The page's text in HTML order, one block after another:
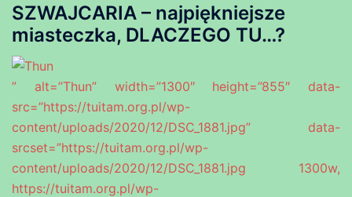
SZWAJCARIA – najpiękniejsze
miasteczka, DLACZEGO TU…?
” alt=”Thun” width=”1300″ height=”855″ data-
src=”https://tuitam.org.pl/wp-
content/uploads/2020/12/DSC_1881.jpg” data-
srcset=”https://tuitam.org.pl/wp-
content/uploads/2020/12/DSC_1881.jpg 1300w,
https://tuitam.org.pl/wp-